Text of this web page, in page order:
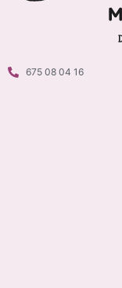
675 08 04 16